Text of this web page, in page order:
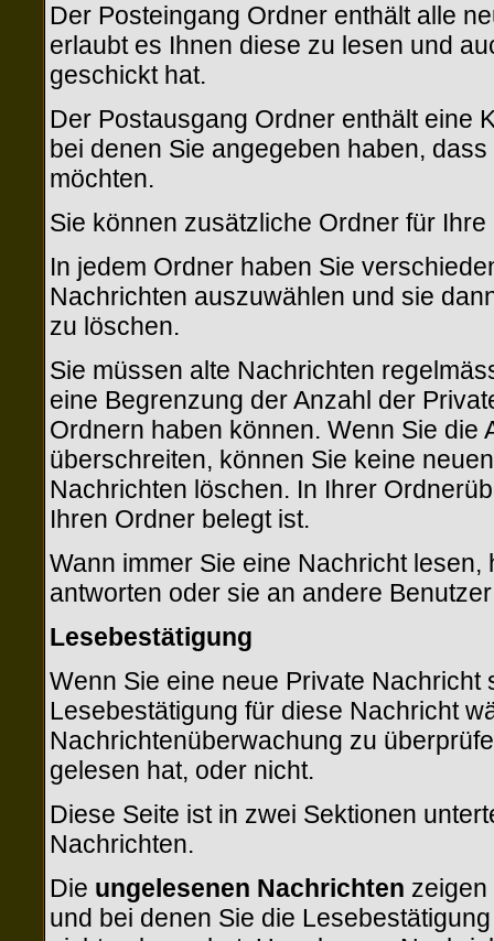
Der Posteingang Ordner enthält alle
erlaubt es Ihnen diese zu lesen und
geschickt hat.
Der Postausgang Ordner enthält eine
bei denen Sie angegeben haben,
möchten.
Sie können zusätzliche Ordner für
In jedem Ordner haben Sie
Nachrichten auszuwählen und sie
zu löschen.
Sie müssen alte Nachrichten
eine Begrenzung der Anzahl der
Ordnern haben können. Wenn Sie die
überschreiten, können Sie keine
Nachrichten löschen. In Ihrer
Ihren Ordner belegt ist.
Wann immer Sie eine Nachricht
antworten oder sie an andere
Lesebestätigung
Wenn Sie eine neue Private
Lesebestätigung für diese Nachricht
Nachrichtenüberwachung zu
gelesen hat, oder nicht.
Diese Seite ist in zwei Sektionen
Nachrichten.
Die ungelesenen Nachrichten
und bei denen Sie die